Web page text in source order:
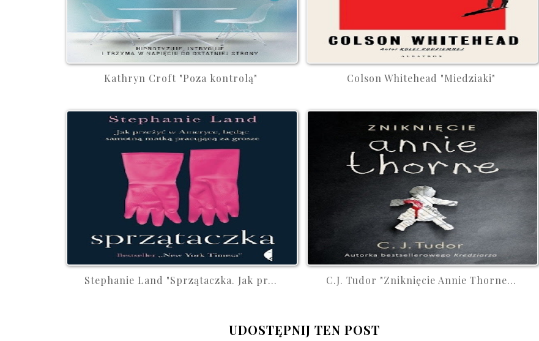
Kathryn Croft "Poza kontrolą" Colson Whitehead "Miedziaki"
Stephanie Land "Sprzątaczka. Jak pr... C.J. Tudor "Zniknięcie Annie Thorne...
UDOSTĘPNIJ TEN POST